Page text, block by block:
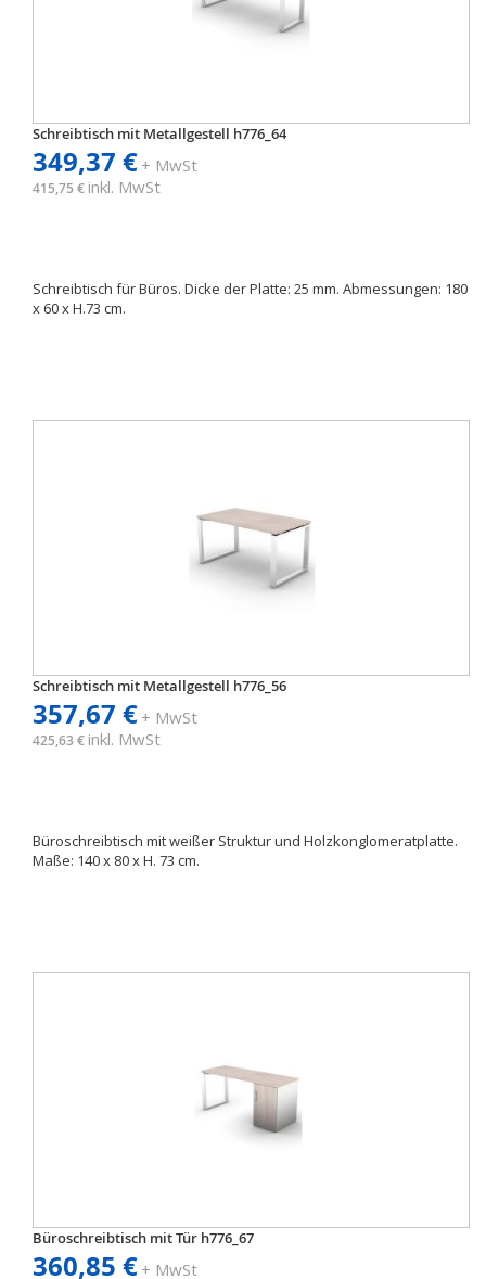
Schreibtisch mit Metallgestell h776_64
349,37 €+ MwSt
415,75 € inkl. MwSt
Schreibtisch für Büros. Dicke der Platte: 25 mm. Abmessungen: 180
x 60 x H.73 cm.
Schreibtisch mit Metallgestell h776_56
357,67 €+ MwSt
425,63 € inkl. MwSt
Büroschreibtisch mit weißer Struktur und Holzkonglomeratplatte.
Maße: 140 x 80 x H. 73 cm.
Büroschreibtisch mit Tür h776_67
360,85 €+ MwSt